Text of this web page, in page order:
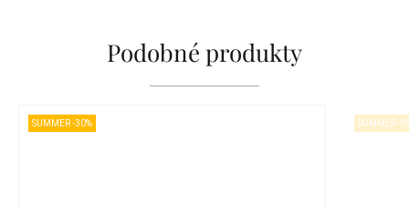
Podobné produkty
SUMMER -30% SUMMER -